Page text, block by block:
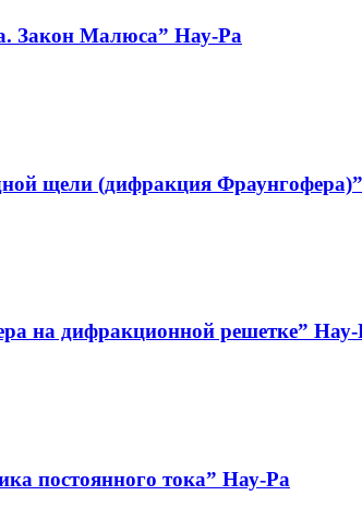
Закон Малюса” Нау-Ра
щели (дифракция
на дифракционной решетке”
постоянного тока” Нау-Ра